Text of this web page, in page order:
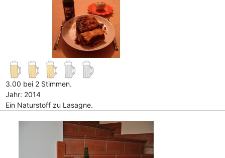
3.00 bei 2 Stimmen.
Jahr: 2014
Ein Naturstoff zu Lasagne.